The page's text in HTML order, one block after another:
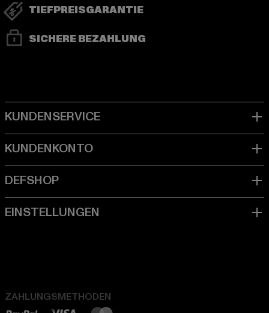
TIEFPREISGARANTIE
SICHERE BEZAHLUNG
ZAHLUNGSMETHODEN